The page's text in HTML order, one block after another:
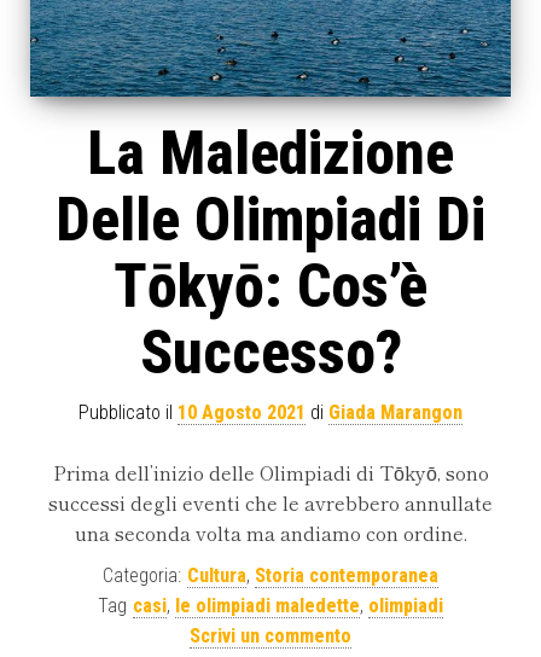
La Maledizione
Delle Olimpiadi Di
Tōkyō: Cos’è
Successo?
Pubblicato il 10 Agosto 2021 di Giada Marangon
Prima dell’inizio delle Olimpiadi di Tōkyō, sono
successi degli eventi che le avrebbero annullate
una seconda volta ma andiamo con ordine.
Categoria: Cultura, Storia contemporanea
Tag casi, le olimpiadi maledette, olimpiadi
Scrivi un commento